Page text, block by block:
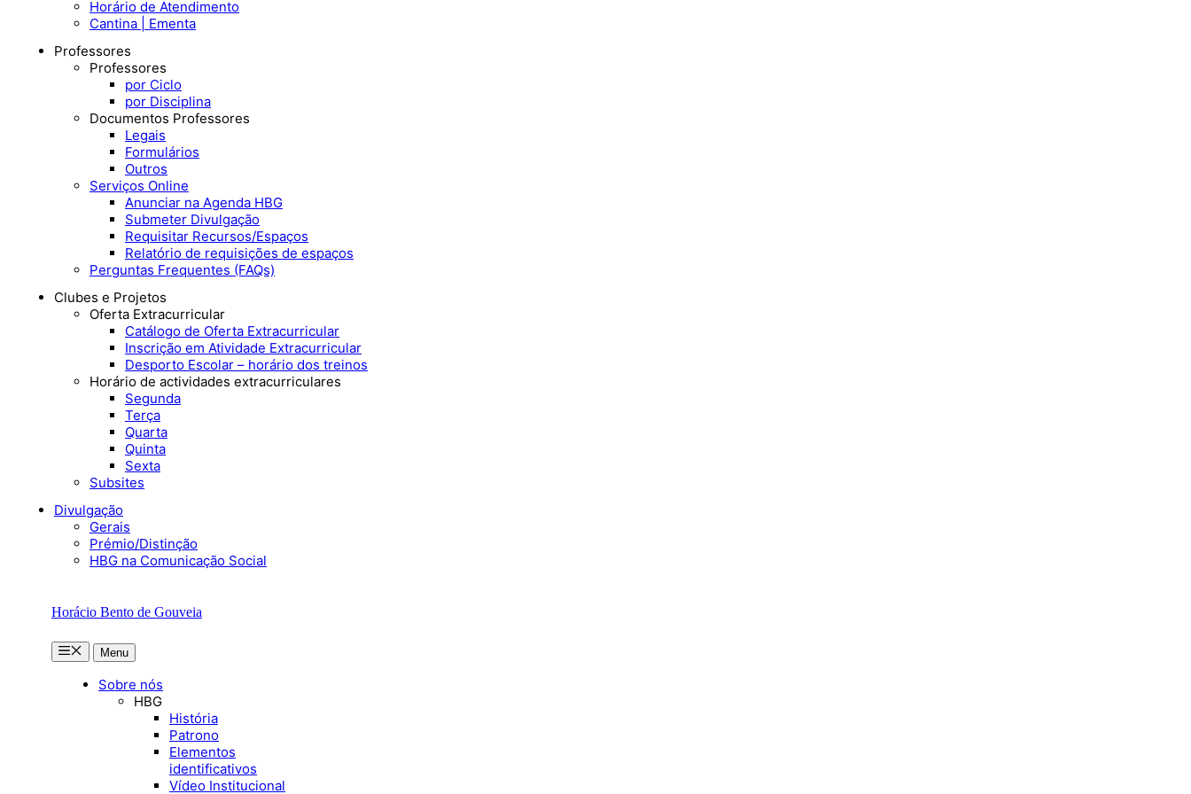
Horário de Atendimento
Cantina | Ementa
Professores
Professores
por Ciclo
por Disciplina
Documentos Professores
Legais
Formulários
Outros
Serviços Online
Anunciar na Agenda HBG
Submeter Divulgação
Requisitar Recursos/Espaços
Relatório de requisições de espaços
Perguntas Frequentes (FAQs)
Clubes e Projetos
Oferta Extracurricular
Catálogo de Oferta Extracurricular
Inscrição em Atividade Extracurricular
Desporto Escolar – horário dos treinos
Horário de actividades extracurriculares
Segunda
Terça
Quarta
Quinta
Sexta
Subsites
Divulgação
Gerais
Prémio/Distinção
HBG na Comunicação Social
Horácio Bento de Gouveia
MenuMenu
Sobre nós
HBG
História
Patrono
Elementos
identificativos
Vídeo Institucional